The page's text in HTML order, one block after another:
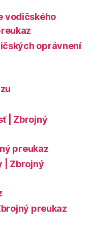
vodičského
oprávnení
| Zbrojný
preukaz
| Zbrojný
preukaz